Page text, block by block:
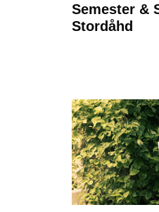
Semester &
Stordåhd